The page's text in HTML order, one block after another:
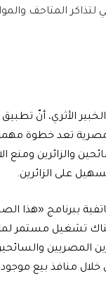
المتاحف
الأثري، أنّ
تعد خطوة
والزائرين
على الزائرين.
ببرنامج «هذا
تشغيل مستمر
المصريين
خلال منافذ بيع